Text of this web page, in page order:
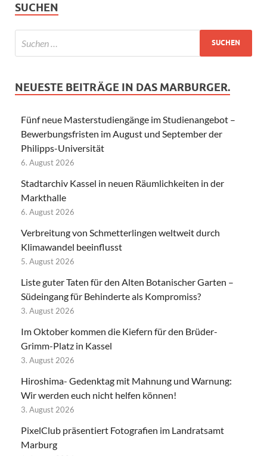
SUCHEN
NEUESTE BEITRÄGE IN DAS MARBURGER.
Fünf neue Masterstudiengänge im Studienangebot –
Bewerbungsfristen im August und September der
Philipps-Universität
6. August 2026
Stadtarchiv Kassel in neuen Räumlichkeiten in der
Markthalle
6. August 2026
Verbreitung von Schmetterlingen weltweit durch
Klimawandel beeinflusst
5. August 2026
Liste guter Taten für den Alten Botanischer Garten –
Südeingang für Behinderte als Kompromiss?
3. August 2026
Im Oktober kommen die Kiefern für den Brüder-
Grimm-Platz in Kassel
3. August 2026
Hiroshima- Gedenktag mit Mahnung und Warnung:
Wir werden euch nicht helfen können!
3. August 2026
PixelClub präsentiert Fotografien im Landratsamt
Marburg